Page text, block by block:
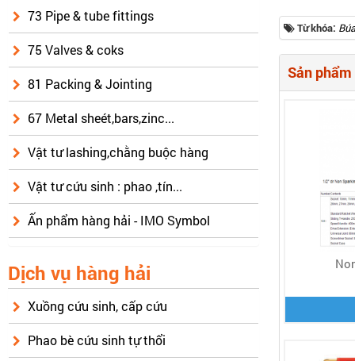
73 Pipe & tube fittings
75 Valves & coks
81 Packing & Jointing
67 Metal sheét,bars,zinc...
Vật tư lashing,chằng buộc hàng
Vật tư cứu sinh : phao ,tín...
Ấn phẩm hàng hải - IMO Symbol
Dịch vụ hàng hải
Xuồng cứu sinh, cấp cứu
Phao bè cứu sinh tự thổi
Từ khóa:
Sản